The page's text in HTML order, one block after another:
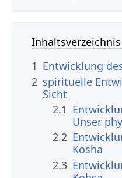
Inhaltsverzeichnis
1 Entwicklung
2 spirituelle
Sicht
2.1
Unser
2.2
Kosha
2.3